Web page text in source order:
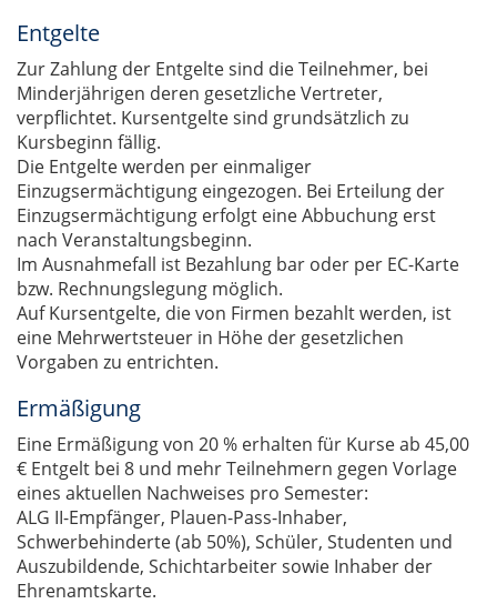
Entgelte
Zur Zahlung der Entgelte sind die Teilnehmer, bei
Minderjährigen deren gesetzliche Vertreter,
verpflichtet. Kursentgelte sind grundsätzlich zu
Kursbeginn fällig.
Die Entgelte werden per einmaliger
Einzugsermächtigung eingezogen. Bei Erteilung der
Einzugsermächtigung erfolgt eine Abbuchung erst
nach Veranstaltungsbeginn.
Im Ausnahmefall ist Bezahlung bar oder per EC-Karte
bzw. Rechnungslegung möglich.
Auf Kursentgelte, die von Firmen bezahlt werden, ist
eine Mehrwertsteuer in Höhe der gesetzlichen
Vorgaben zu entrichten.
Ermäßigung
Eine Ermäßigung von 20 % erhalten für Kurse ab 45,00
€ Entgelt bei 8 und mehr Teilnehmern gegen Vorlage
eines aktuellen Nachweises pro Semester:
ALG II-Empfänger, Plauen-Pass-Inhaber,
Schwerbehinderte (ab 50%), Schüler, Studenten und
Auszubildende, Schichtarbeiter sowie Inhaber der
Ehrenamtskarte.